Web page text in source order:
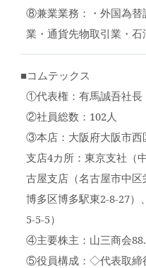
⑧兼業業務：・外国為替
業・通貨先物取引業・
■コムテックス
①代表権：有馬誠吾社長
②社員総数：102人
③本店：大阪府大阪市西
支店4カ所：東京支社（
古屋支店（名古屋市中
博多区博多駅東2-8-27）
5-5-5）
④主要株主：山三商会
⑤役員構成：◇代表取